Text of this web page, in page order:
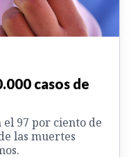
casos de
97 por ciento de
las muertes